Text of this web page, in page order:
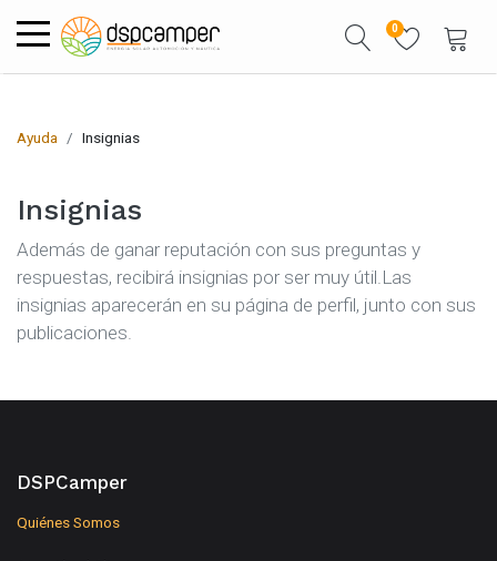
0
Ayuda Insignias
Insignias
Además de ganar reputación con sus preguntas y
respuestas, recibirá insignias por ser muy útil.Las
insignias aparecerán en su página de perfil, junto con sus
publicaciones.
DSPCamper
Quiénes Somos